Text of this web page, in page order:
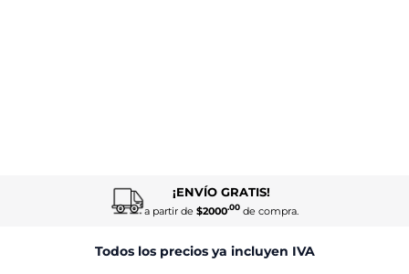
¡ENVÍO GRATIS!
a partir de $2000.00de compra.
Todos los precios ya incluyen IVA